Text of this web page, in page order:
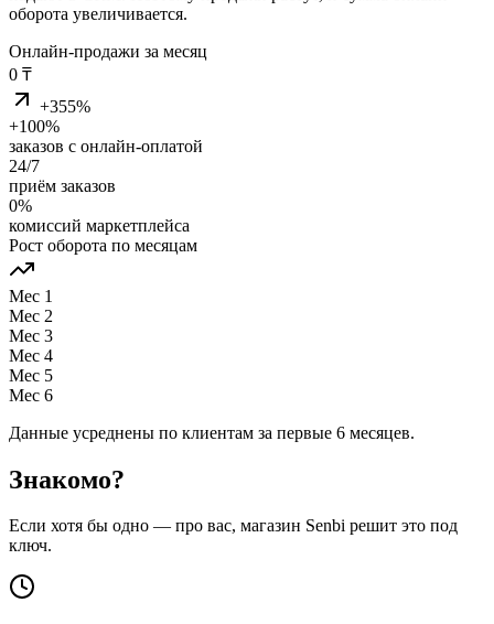
оборота увеличивается.
Онлайн-продажи за месяц
0 ₸
+355%
+100%
заказов с онлайн-оплатой
24/7
приём заказов
0%
комиссий маркетплейса
Рост оборота по месяцам
Мес 1
Мес 2
Мес 3
Мес 4
Мес 5
Мес 6
Данные усреднены по клиентам за первые 6 месяцев.
Знакомо?
Если хотя бы одно — про вас, магазин Senbi решит это под
ключ.